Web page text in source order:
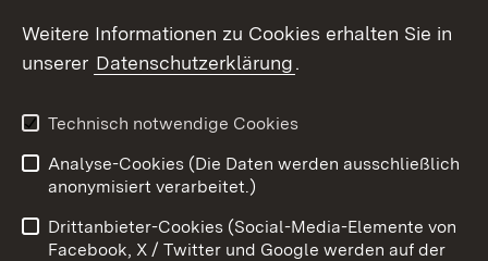
X / Twitter
Youtube
Impressum
Kontakt
Barrierefreiheit
Datenschutz
Weitere Informationen zu Cookies erhalten Sie in
unserer Datenschutzerklärung.
Technisch notwendige Cookies
Analyse-Cookies (Die Daten werden ausschließlich
anonymisiert verarbeitet.)
Drittanbieter-Cookies (Social-Media-Elemente von
Facebook, X / Twitter und Google werden auf der